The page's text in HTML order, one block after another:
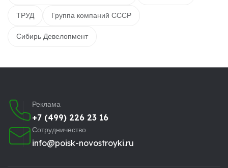
ТРУД Группа компаний СССР
Сибирь Девелопмент
Реклама
+7 (499) 226 23 16
Сотрудничество
info@poisk-novostroyki.ru